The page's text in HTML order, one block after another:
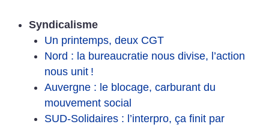
Syndicalisme
Un printemps, deux CGT
Nord : la bureaucratie nous divise, l’action
nous unit !
Auvergne : le blocage, carburant du
mouvement social
SUD-Solidaires : l’interpro, ça finit par